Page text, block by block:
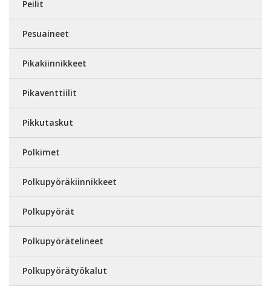
Peilit
Pesuaineet
Pikakiinnikkeet
Pikaventtiilit
Pikkutaskut
Polkimet
Polkupyöräkiinnikkeet
Polkupyörät
Polkupyörätelineet
Polkupyörätyökalut